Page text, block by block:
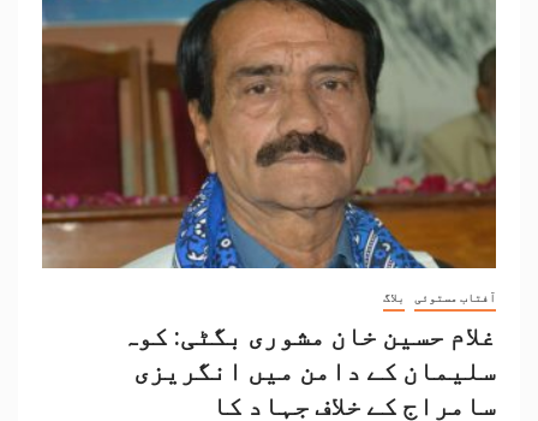
آفتاب مستوئی بلاگ
غلام حسین خان مشوری بگٹی: کوہ
سلیمان کے دامن میں انگریزی
سامراج کے خلاف جہاد کا